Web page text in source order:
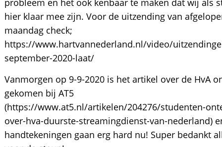
probleem en het ook kenbaar te maken dat wij als
hier klaar mee zijn. Voor de uitzending van
maandag check;
https://www.hartvannederland.nl/video/
september-2020-laat/
Vanmorgen op 9-9-2020 is het artikel over de HvA
gekomen bij AT5
(https://www.at5.nl/artikelen/204276/studenten-
over-hva-duurste-streamingdienst-van-nederland)
handtekeningen gaan erg hard nu! Super bedankt